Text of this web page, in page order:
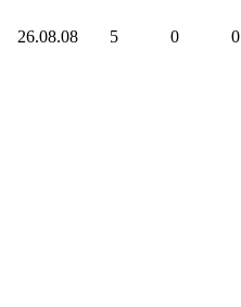
26.08.08 5 0 0